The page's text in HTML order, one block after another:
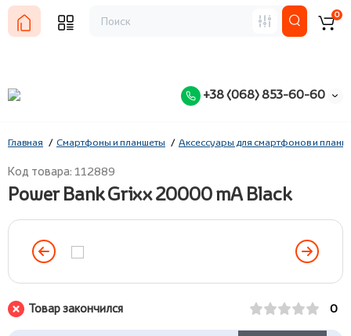
+38 (068) 853-60-60
0
Главная Смартфоны и планшеты Аксессуары для смартфонов и
Код товара: 112889
Power Bank Grixx 20000 mA Black
Товар закончился 0